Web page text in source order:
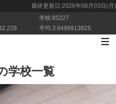
最終更新日:2026年08月03日(月)
学校:85227
平均:3.8498913825
学校一覧